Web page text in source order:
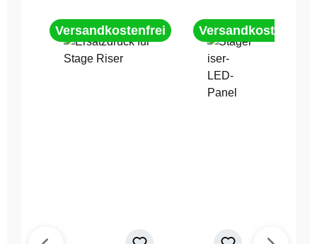
Versandkostenfrei Versandkostenfrei